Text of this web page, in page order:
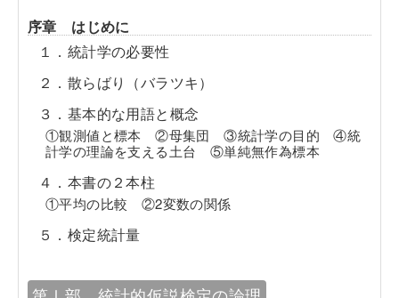
序章 はじめに
１．統計学の必要性
２．散らばり（バラツキ）
３．基本的な用語と概念
①観測値と標本 ②母集団 ③統計学の目的 ④統
計学の理論を支える土台 ⑤単純無作為標本
４．本書の２本柱
①平均の比較 ②2変数の関係
５．検定統計量